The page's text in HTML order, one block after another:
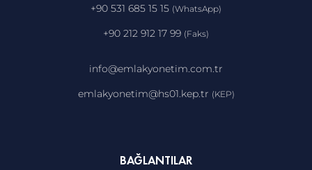
+90 531 685 15 15 (WhatsApp)
+90 212 912 17 99 (Faks)
info@emlakyonetim.com.tr
emlakyonetim@hs01.kep.tr (KEP)
BAĞLANTILAR